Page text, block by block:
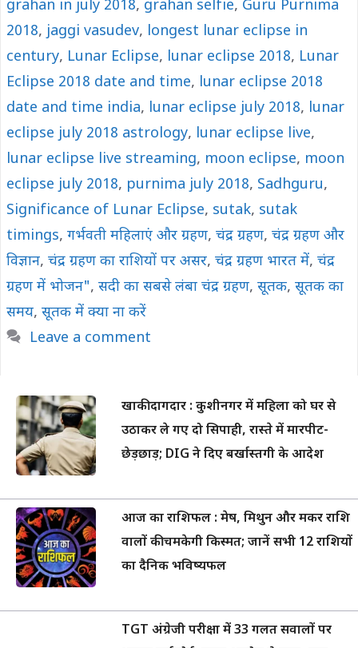
grahan in july 2018, grahan selfie, Guru Purnima
2018, jaggi vasudev, longest lunar eclipse in
century, Lunar Eclipse, lunar eclipse 2018, Lunar
Eclipse 2018 date and time, lunar eclipse 2018
date and time india, lunar eclipse july 2018, lunar
eclipse july 2018 astrology, lunar eclipse live,
lunar eclipse live streaming, moon eclipse, moon
eclipse july 2018, purnima july 2018, Sadhguru,
Significance of Lunar Eclipse, sutak, sutak
timings, गर्भवती महिलाएं और ग्रहण, चंद्र ग्रहण, चंद्र ग्रहण और
विज्ञान, चंद्र ग्रहण का राशियों पर असर, चंद्र ग्रहण भारत में, चंद्र
ग्रहण में भोजन", सदी का सबसे लंबा चंद्र ग्रहण, सूतक, सूतक का
समय, सूतक में क्‍या ना करें
Leave a comment
खाकी दागदार : कुशीनगर में महिला को घर से
उठाकर ले गए दो सिपाही, रास्ते में मारपीट-
छेड़छाड़; DIG ने दिए बर्खास्तगी के आदेश
आज का राशिफल : मेष, मिथुन और मकर राशि
वालों की चमकेगी किस्मत; जानें सभी 12 राशियों
का दैनिक भविष्यफल
TGT अंग्रेजी परीक्षा में 33 गलत सवालों पर